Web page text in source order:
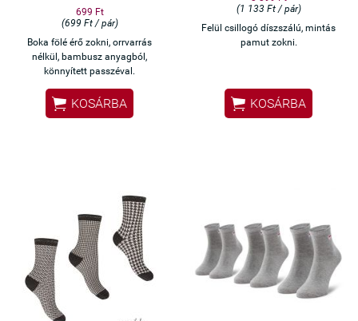
699 Ft
(699 Ft / pár)
Boka fölé érő zokni, orrvarrás
nélkül, bambusz anyagból,
könnyített passzéval.
 KOSÁRBA
(1 133 Ft / pár)
Felül csillogó díszszálú, mintás
pamut zokni.
 KOSÁRBA